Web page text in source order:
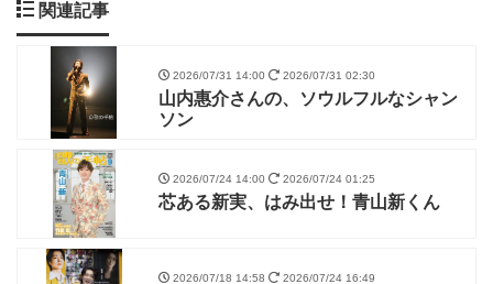
関連記事
2026/07/31 14:00 2026/07/31 02:30
山内惠介さんの、ソウルフルなシャン
ソン
2026/07/24 14:00 2026/07/24 01:25
芯ある新実、はみ出せ！青山新くん
2026/07/18 14:58 2026/07/24 16:49